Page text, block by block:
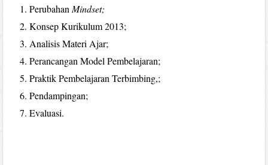
Perubahan Mindset;
Konsep Kurikulum 2013;
Analisis Materi Ajar;
Perancangan Model Pembelajaran;
Praktik Pembelajaran Terbimbing,;
Pendampingan;
Evaluasi.